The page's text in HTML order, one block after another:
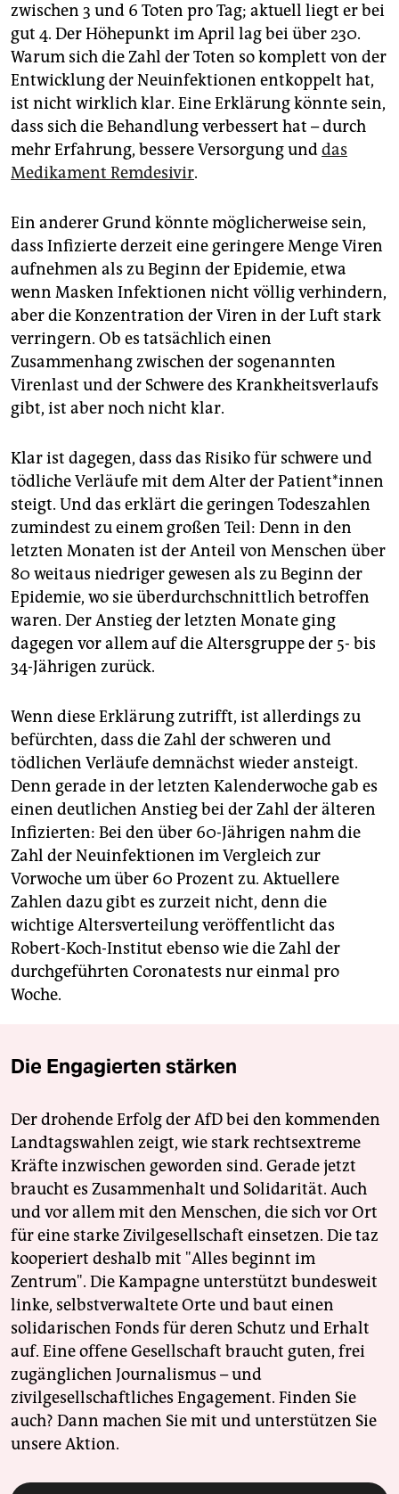
zwischen 3 und 6 Toten pro Tag; aktuell liegt er bei
gut 4. Der Höhepunkt im April lag bei über 230.
Warum sich die Zahl der Toten so komplett von der
Entwicklung der Neuinfektionen entkoppelt hat,
ist nicht wirklich klar. Eine Erklärung könnte sein,
dass sich die Behandlung verbessert hat – durch
mehr Erfahrung, bessere Versorgung unddas
Medikament Remdesivir.
Ein anderer Grund könnte möglicherweise sein,
dass Infizierte derzeit eine geringere Menge Viren
aufnehmen als zu Beginn der Epidemie, etwa
wenn Masken Infektionen nicht völlig verhindern,
aber die Konzentration der Viren in der Luft stark
verringern. Ob es tatsächlich einen
Zusammenhang zwischen der sogenannten
Virenlast und der Schwere des Krankheitsverlaufs
gibt, ist aber noch nicht klar.
Klar ist dagegen, dass das Risiko für schwere und
tödliche Verläufe mit dem Alter der Patient*innen
steigt. Und das erklärt die geringen Todeszahlen
zumindest zu einem großen Teil: Denn in den
letzten Monaten ist der Anteil von Menschen über
80 weitaus niedriger gewesen als zu Beginn der
Epidemie, wo sie überdurchschnittlich betroffen
waren. Der Anstieg der letzten Monate ging
dagegen vor allem auf die Altersgruppe der 5- bis
34-Jährigen zurück.
Wenn diese Erklärung zutrifft, ist allerdings zu
befürchten, dass die Zahl der schweren und
tödlichen Verläufe demnächst wieder ansteigt.
Denn gerade in der letzten Kalenderwoche gab es
einen deutlichen Anstieg bei der Zahl der älteren
Infizierten: Bei den über 60-Jährigen nahm die
Zahl der Neuinfektionen im Vergleich zur
Vorwoche um über 60 Prozent zu. Aktuellere
Zahlen dazu gibt es zurzeit nicht, denn die
wichtige Altersverteilung veröffentlicht das
Robert-Koch-Institut ebenso wie die Zahl der
durchgeführten Coronatests nur einmal pro
Woche.
Die Engagierten stärken
Der drohende Erfolg der AfD bei den kommenden
Landtagswahlen zeigt, wie stark rechtsextreme
Kräfte inzwischen geworden sind. Gerade jetzt
braucht es Zusammenhalt und Solidarität. Auch
und vor allem mit den Menschen, die sich vor Ort
für eine starke Zivilgesellschaft einsetzen. Die taz
kooperiert deshalb mit "Alles beginnt im
Zentrum". Die Kampagne unterstützt bundesweit
linke, selbstverwaltete Orte und baut einen
solidarischen Fonds für deren Schutz und Erhalt
auf. Eine offene Gesellschaft braucht guten, frei
zugänglichen Journalismus – und
zivilgesellschaftliches Engagement. Finden Sie
auch? Dann machen Sie mit und unterstützen Sie
unsere Aktion.